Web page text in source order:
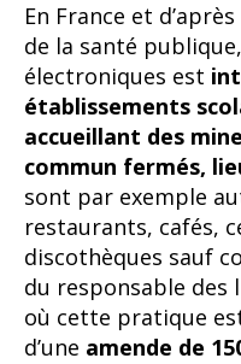
En France et
de la santé
électroniques est
établissements
accueillant des
commun fermés,
sont par exemple
restaurants, cafés,
discothèques sauf
du responsable des
où cette pratique
d’une amende de